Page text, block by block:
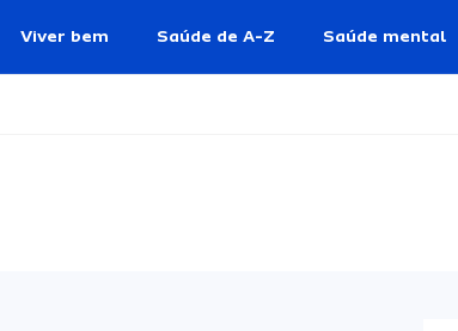
Viver bem Saúde de A-Z Saúde mental